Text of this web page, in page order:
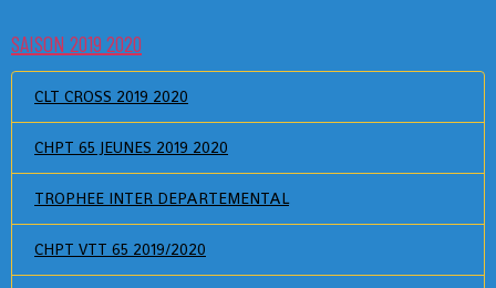
SAISON 2019 2020
CLT CROSS 2019 2020
CHPT 65 JEUNES 2019 2020
TROPHEE INTER DEPARTEMENTAL
CHPT VTT 65 2019/2020